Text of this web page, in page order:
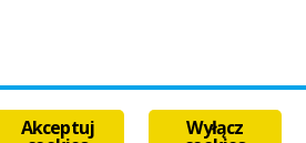
Wyłącz
Akceptuj